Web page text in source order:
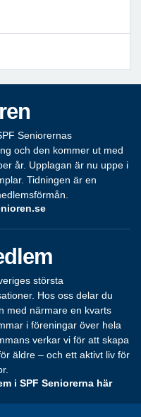
Seniorernas
och den kommer ut med
år. Upplagan är nu uppe i
Tidningen är en
största
Hos oss delar du
med närmare en kvarts
i föreningar över hela
verkar vi för att skapa
äldre – och ett aktivt liv för
i SPF Seniorerna här